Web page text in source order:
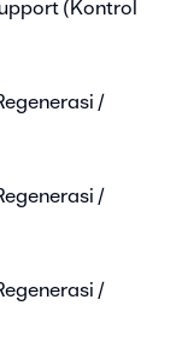
(Kontrol
/
/
/